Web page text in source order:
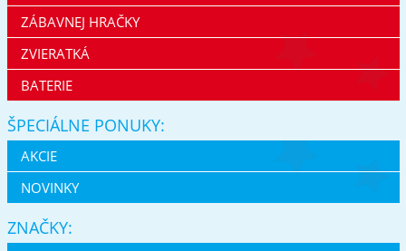
ZÁBAVNEJ HRAČKY
ZVIERATKÁ
BATERIE
ŠPECIÁLNE PONUKY:
AKCIE
NOVINKY
ZNAČKY: